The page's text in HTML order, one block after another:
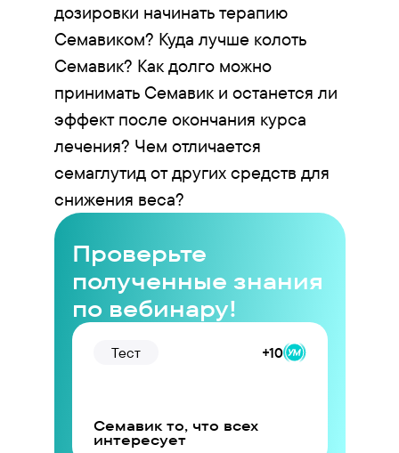
дозировки начинать терапию
Семавиком? Куда лучше колоть
Семавик? Как долго можно
принимать Семавик и останется ли
эффект после окончания курса
лечения? Чем отличается
семаглутид от других средств для
снижения веса?
Проверьте
полученные знания
по вебинару!
Тест +10
Семавик то, что всех
интересует